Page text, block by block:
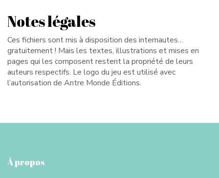
Notes légales
Ces fichiers sont mis à disposition des internautes…
gratuitement ! Mais les textes, illustrations et mises en
pages qui les composent restent la propriété de leurs
auteurs respectifs. Le logo du jeu est utilisé avec
l’autorisation de Antre Monde Éditions.
À propos